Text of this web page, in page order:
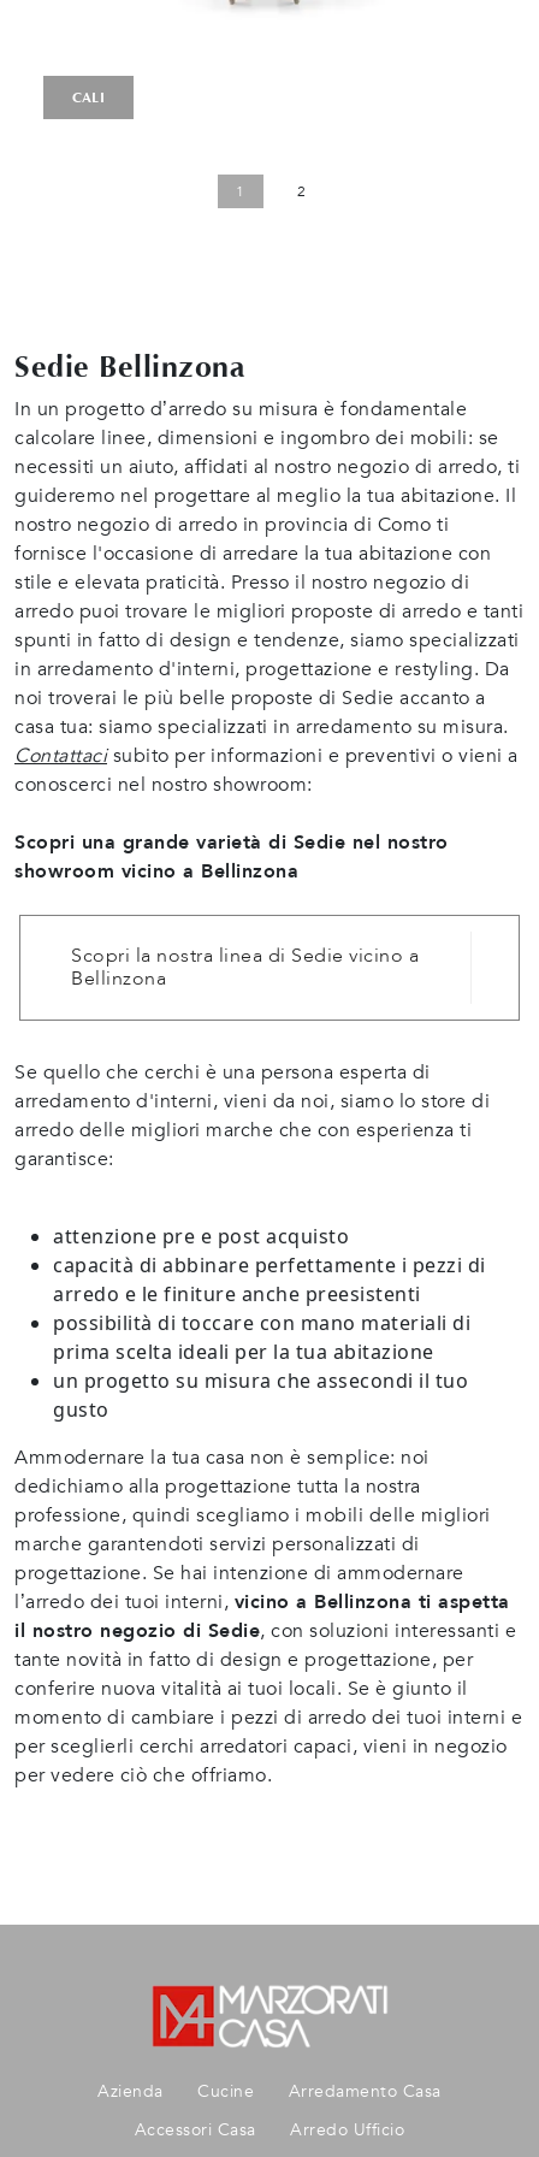
CALI
1 2
Sedie Bellinzona
In un progetto d’arredo su misura è fondamentale
calcolare linee, dimensioni e ingombro dei mobili: se
necessiti un aiuto, affidati al nostro negozio di arredo, ti
guideremo nel progettare al meglio la tua abitazione. Il
nostro negozio di arredo in provincia di Como ti
fornisce l'occasione di arredare la tua abitazione con
stile e elevata praticità. Presso il nostro negozio di
arredo puoi trovare le migliori proposte di arredo e tanti
spunti in fatto di design e tendenze, siamo specializzati
in arredamento d'interni, progettazione e restyling. Da
noi troverai le più belle proposte di Sedie accanto a
casa tua: siamo specializzati in arredamento su misura.
Contattacisubito per informazioni e preventivi o vieni a
conoscerci nel nostro showroom:
Scopri una grande varietà di Sedie nel nostro
showroom vicino a Bellinzona
Scopri la nostra linea di Sedie vicino a
Bellinzona
Se quello che cerchi è una persona esperta di
arredamento d'interni, vieni da noi, siamo lo store di
arredo delle migliori marche che con esperienza ti
garantisce:
attenzione pre e post acquisto
capacità di abbinare perfettamente i pezzi di
arredo e le finiture anche preesistenti
possibilità di toccare con mano materiali di
prima scelta ideali per la tua abitazione
un progetto su misura che assecondi il tuo
gusto
Ammodernare la tua casa non è semplice: noi
dedichiamo alla progettazione tutta la nostra
professione, quindi scegliamo i mobili delle migliori
marche garantendoti servizi personalizzati di
progettazione. Se hai intenzione di ammodernare
l’arredo dei tuoi interni, vicino a Bellinzona ti aspetta
il nostro negozio di Sedie, con soluzioni interessanti e
tante novità in fatto di design e progettazione, per
conferire nuova vitalità ai tuoi locali. Se è giunto il
momento di cambiare i pezzi di arredo dei tuoi interni e
per sceglierli cerchi arredatori capaci, vieni in negozio
per vedere ciò che offriamo.
Azienda Cucine
Arredamento Casa
Accessori Casa
Arredo Ufficio